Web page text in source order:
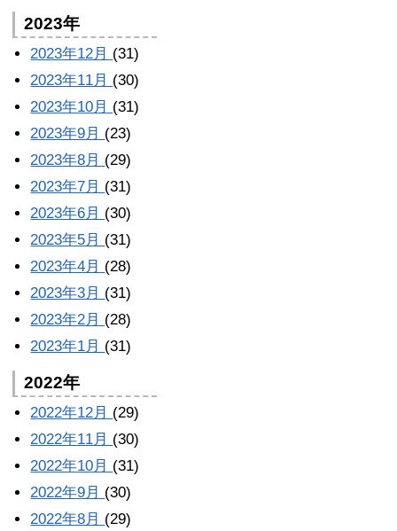
2023年
2023年12月 (31)
2023年11月 (30)
2023年10月 (31)
2023年9月 (23)
2023年8月 (29)
2023年7月 (31)
2023年6月 (30)
2023年5月 (31)
2023年4月 (28)
2023年3月 (31)
2023年2月 (28)
2023年1月 (31)
2022年
2022年12月 (29)
2022年11月 (30)
2022年10月 (31)
2022年9月 (30)
2022年8月 (29)